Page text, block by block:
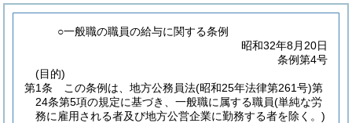
○一般職の職員の給与に関する条例
昭和32年8月20日
条例第4号
(目的)
第1条
この条例は、地方公務員法(昭和25年法律第261号)第
24条第5項の規定に基づき、一般職に属する職員(単純な労
務に雇用される者及び地方公営企業に勤務する者を除く。)